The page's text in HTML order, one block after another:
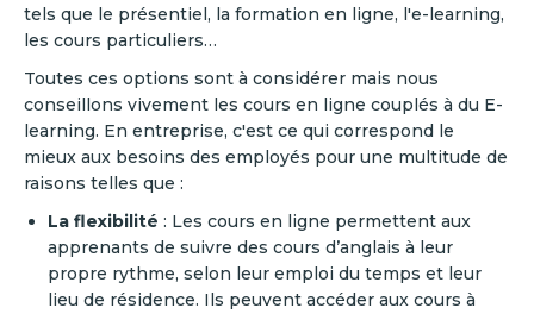
tels que le présentiel, la formation en ligne, l'e-learning,
les cours particuliers…
Toutes ces options sont à considérer mais nous
conseillons vivement les cours en ligne couplés à du E-
learning. En entreprise, c'est ce qui correspond le
mieux aux besoins des employés pour une multitude de
raisons telles que :
La flexibilité : Les cours en ligne permettent aux
apprenants de suivre des cours d’anglais à leur
propre rythme, selon leur emploi du temps et leur
lieu de résidence. Ils peuvent accéder aux cours à